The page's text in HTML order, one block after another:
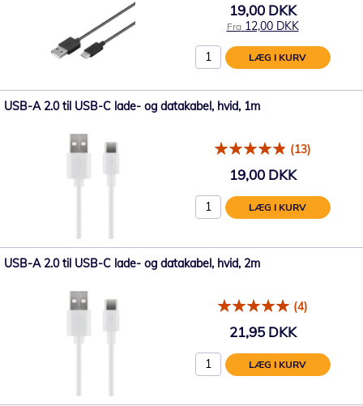
19,00 DKK
Fra 12,00 DKK
LÆG I KURV
USB-A 2.0 til USB-C lade- og datakabel, hvid, 1m
(13)
19,00 DKK
LÆG I KURV
USB-A 2.0 til USB-C lade- og datakabel, hvid, 2m
(4)
21,95 DKK
LÆG I KURV